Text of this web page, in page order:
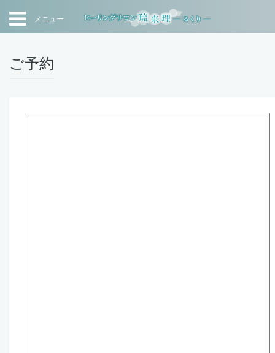
メニュー
ご予約